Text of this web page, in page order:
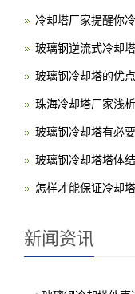
冷却塔厂家提醒你
玻璃钢逆流式冷却
玻璃钢冷却塔的优
珠海冷却塔厂家浅
玻璃钢冷却塔有必
玻璃钢冷却塔塔体
怎样才能保证冷却
新闻资讯